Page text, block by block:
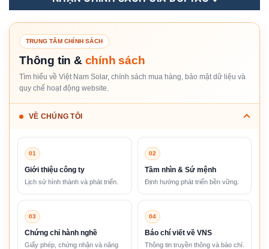
TRUNG TÂM CHÍNH SÁCH
Thông tin & chính sách
Tìm hiểu về Việt Nam Solar, chính sách mua hàng, bảo mật dữ liệu và
quy chế hoạt động website.
VỀ CHÚNG TÔI
01
Giới thiệu công ty
Lịch sử hình thành và phát triển.
02
Tầm nhìn & Sứ mệnh
Định hướng phát triển bền vững.
03
Chứng chỉ hành nghề
Giấy phép, chứng nhận và năng
04
Báo chí viết về VNS
Thông tin truyền thông và báo chí.